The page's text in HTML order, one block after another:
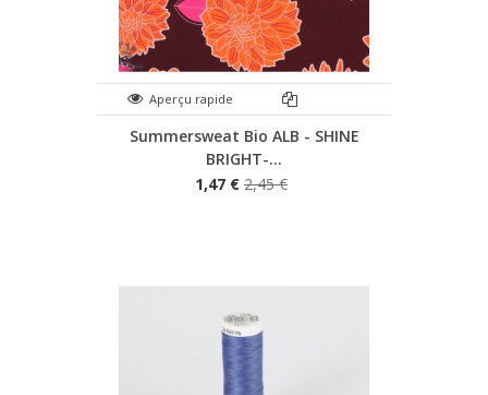
Aperçu rapide
Summersweat Bio ALB - SHINE
BRIGHT-...
1,47 € 2,45 €